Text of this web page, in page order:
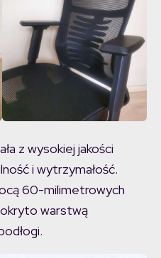
z wysokiej jakości
i wytrzymałość.
60-milimetrowych
warstwą